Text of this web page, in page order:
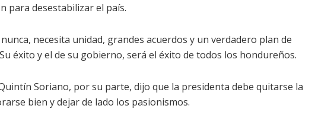
para desestabilizar el país.
necesita unidad, grandes acuerdos y un verdadero plan de
éxito y el de su gobierno, será el éxito de todos los hondureños.
Soriano, por su parte, dijo que la presidenta debe quitarse la
bien y dejar de lado los pasionismos.